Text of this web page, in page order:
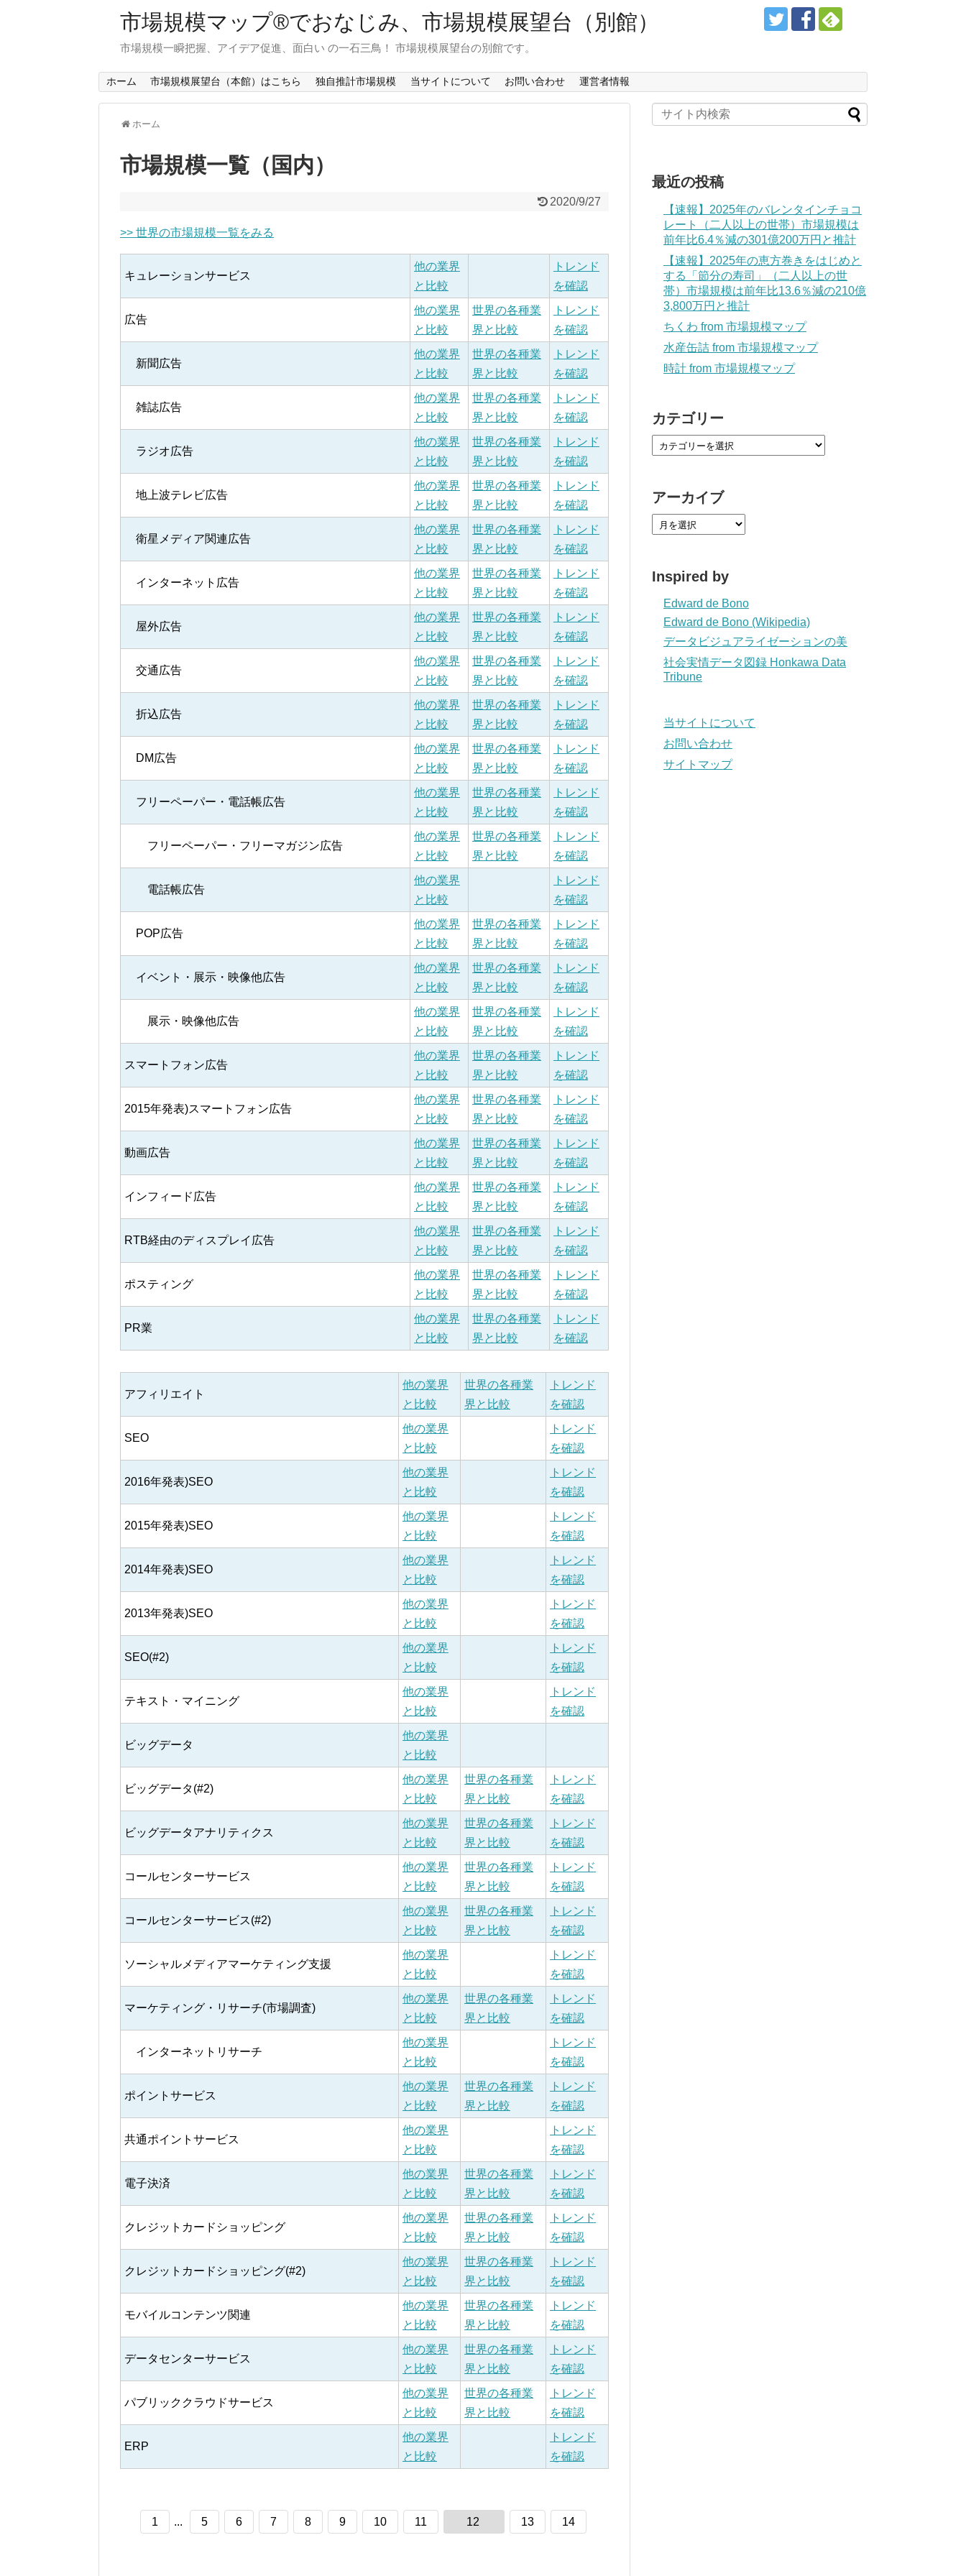
市場規模マップ®でおなじみ、市場規模展望台（別館）
市場規模一瞬把握、アイデア促進、面白い の一石三鳥！ 市場規模展望台の別館です。
ホーム 市場規模展望台（本館）はこちら 独自推計市場規模 当サイトについて お問い合わせ 運営者情報
ホーム
市場規模一覧（国内）
2020/9/27
>> 世界の市場規模一覧をみる
キュレーションサービス
他の業界
と比較
トレンド
を確認
広告
他の業界
と比較
世界の各種業
界と比較
トレンド
を確認
新聞広告
他の業界
と比較
世界の各種業
界と比較
トレンド
を確認
雑誌広告
他の業界
と比較
世界の各種業
界と比較
トレンド
を確認
ラジオ広告
他の業界
と比較
世界の各種業
界と比較
トレンド
を確認
地上波テレビ広告
他の業界
と比較
世界の各種業
界と比較
トレンド
を確認
衛星メディア関連広告
他の業界
と比較
世界の各種業
界と比較
トレンド
を確認
インターネット広告
他の業界
と比較
世界の各種業
界と比較
トレンド
を確認
屋外広告
他の業界
と比較
世界の各種業
界と比較
トレンド
を確認
交通広告
他の業界
と比較
世界の各種業
界と比較
トレンド
を確認
折込広告
他の業界
と比較
世界の各種業
界と比較
トレンド
を確認
DM広告
他の業界
と比較
世界の各種業
界と比較
トレンド
を確認
フリーペーパー・電話帳広告
他の業界
と比較
世界の各種業
界と比較
トレンド
を確認
フリーペーパー・フリーマガジン広告
他の業界
と比較
世界の各種業
界と比較
トレンド
を確認
電話帳広告
他の業界
と比較
トレンド
を確認
POP広告
他の業界
と比較
世界の各種業
界と比較
トレンド
を確認
イベント・展示・映像他広告
他の業界
と比較
世界の各種業
界と比較
トレンド
を確認
展示・映像他広告
他の業界
と比較
世界の各種業
界と比較
トレンド
を確認
スマートフォン広告
他の業界
と比較
世界の各種業
界と比較
トレンド
を確認
2015年発表)スマートフォン広告
他の業界
と比較
世界の各種業
界と比較
トレンド
を確認
動画広告
他の業界
と比較
世界の各種業
界と比較
トレンド
を確認
インフィード広告
他の業界
と比較
世界の各種業
界と比較
トレンド
を確認
RTB経由のディスプレイ広告
他の業界
と比較
世界の各種業
界と比較
トレンド
を確認
ポスティング
他の業界
と比較
世界の各種業
界と比較
トレンド
を確認
PR業
他の業界
と比較
世界の各種業
界と比較
トレンド
を確認
アフィリエイト
他の業界
と比較
世界の各種業
界と比較
トレンド
を確認
SEO
他の業界
と比較
トレンド
を確認
2016年発表)SEO
他の業界
と比較
トレンド
を確認
2015年発表)SEO
他の業界
と比較
トレンド
を確認
2014年発表)SEO
他の業界
と比較
トレンド
を確認
2013年発表)SEO
他の業界
と比較
トレンド
を確認
SEO(#2)
他の業界
と比較
トレンド
を確認
テキスト・マイニング
他の業界
と比較
トレンド
を確認
ビッグデータ
他の業界
と比較
ビッグデータ(#2)
他の業界
と比較
世界の各種業
界と比較
トレンド
を確認
ビッグデータアナリティクス
他の業界
と比較
世界の各種業
界と比較
トレンド
を確認
コールセンターサービス
他の業界
と比較
世界の各種業
界と比較
トレンド
を確認
コールセンターサービス(#2)
他の業界
と比較
世界の各種業
界と比較
トレンド
を確認
ソーシャルメディアマーケティング支援
他の業界
と比較
トレンド
を確認
マーケティング・リサーチ(市場調査)
他の業界
と比較
世界の各種業
界と比較
トレンド
を確認
インターネットリサーチ
他の業界
と比較
トレンド
を確認
ポイントサービス
他の業界
と比較
世界の各種業
界と比較
トレンド
を確認
共通ポイントサービス
他の業界
と比較
トレンド
を確認
電子決済
他の業界
と比較
世界の各種業
界と比較
トレンド
を確認
クレジットカードショッピング
他の業界
と比較
世界の各種業
界と比較
トレンド
を確認
クレジットカードショッピング(#2)
他の業界
と比較
世界の各種業
界と比較
トレンド
を確認
モバイルコンテンツ関連
他の業界
と比較
世界の各種業
界と比較
トレンド
を確認
データセンターサービス
他の業界
と比較
世界の各種業
界と比較
トレンド
を確認
パブリッククラウドサービス
他の業界
と比較
世界の各種業
界と比較
トレンド
を確認
ERP
他の業界
と比較
トレンド
を確認
1 ... 5 6 7 8 9 10 11 12 13 14
最近の投稿
【速報】2025年のバレンタインチョコ
レート（二人以上の世帯）市場規模は
前年比6.4％減の301億200万円と推計
【速報】2025年の恵方巻きをはじめと
する「節分の寿司」（二人以上の世
帯）市場規模は前年比13.6％減の210億
3,800万円と推計
ちくわ from 市場規模マップ
水産缶詰 from 市場規模マップ
時計 from 市場規模マップ
カテゴリー
アーカイブ
Inspired by
Edward de Bono
Edward de Bono (Wikipedia)
データビジュアライゼーションの美
社会実情データ図録 Honkawa Data
Tribune
当サイトについて
お問い合わせ
サイトマップ